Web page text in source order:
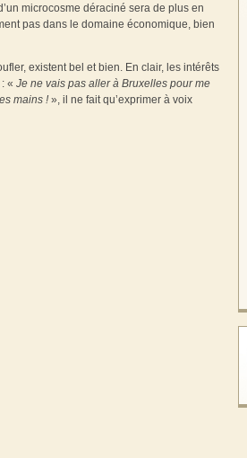
microcosme déraciné sera de plus en
pas dans le domaine économique, bien
existent bel et bien. En clair, les intérêts
« Je ne vais pas aller à Bruxelles pour me
mains ! », il ne fait qu’exprimer à voix